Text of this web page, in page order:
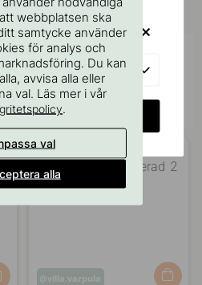
av andra
med #beslagonline &
för att synas här!
Inlägg
villa.varpula
webbplatsen ska
samtycke använder
för analys och
Du kan
avvisa alla eller
val. Läs mer i vår
.
val
alla
VISIT?
COUNTRY